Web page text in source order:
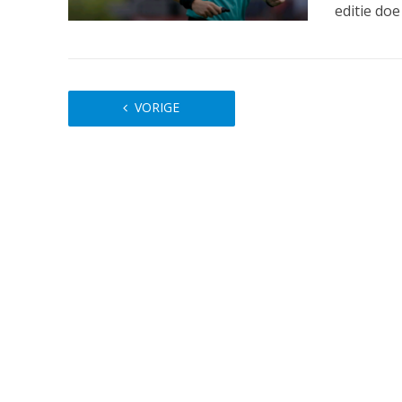
editie doe
VORIGE